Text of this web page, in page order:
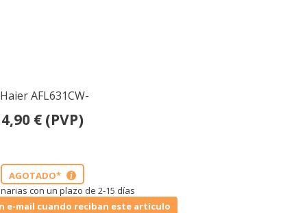
AFL631CW-
4,90 € (PVP)
AGOTADO* i
con un plazo de 2-15 días
e-mail cuando reciban este artículo